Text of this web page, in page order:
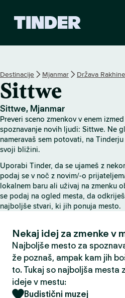
r
m
o
v
Destinacije Mjanmar Država Rakhine
Sittwe
Sittwe, Mjanmar
Preveri sceno zmenkov v enem
spoznavanje novih ljudi: Sittwe. Ne
nameravaš sem potovati, na
svoji bližini.
Uporabi Tinder, da se ujameš z
podaj se v noč z novim/-o
lokalnem baru ali uživaj na zmenku
se podaj na ogled mesta, da
najboljše stvari, ki jih ponuja mesto.
Nekaj idej za zmenke v
Najboljše mesto za
že poznaš, ampak kam jih
to. Tukaj so najboljša mesta
ideje v mestu:
Budistični muzej